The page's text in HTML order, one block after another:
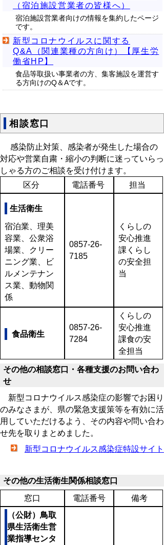
（宿泊施設営業者の皆様へ）
宿泊施設営業者向けの情報を集約したページ
です。
新型コロナウイルスに関する
Q&A（関連業種の方向け）【厚生労
働省HP】
食品等取扱い事業者の方、集客施設を運営す
る方向けのQ＆Aです。
相談窓口
感染防止対策、感染者が発生した場合の
対応や営業自粛・縮小の判断に迷っていらっ
しゃる方のご相談を受け付けます。
区分
電話番号 担当
生活衛生
宿泊業、理美
容業、公衆浴
場業、クリー
ニング業、ビ
ルメンテナン
ス業、動物関
係
0857-26-
7185
くらしの
安心推進
課くらし
の安全担
当
食品衛生
0857-26-
7284
くらしの
安心推進
課食の安
全担当
その他の相談窓口・各種支援のお問い合わ
せ
新型コロナウイルス感染症の影響でお困り
のみなさまが、県の緊急支援策等を有効に活
用していただけるよう、その内容や問い合わ
せ先を取りまとめました。
新型コロナウイルス感染症特設サイト
その他の生活衛生関係相談窓口
窓口 電話番号
備考
（公財）鳥取
県生活衛生営
業指導センタ